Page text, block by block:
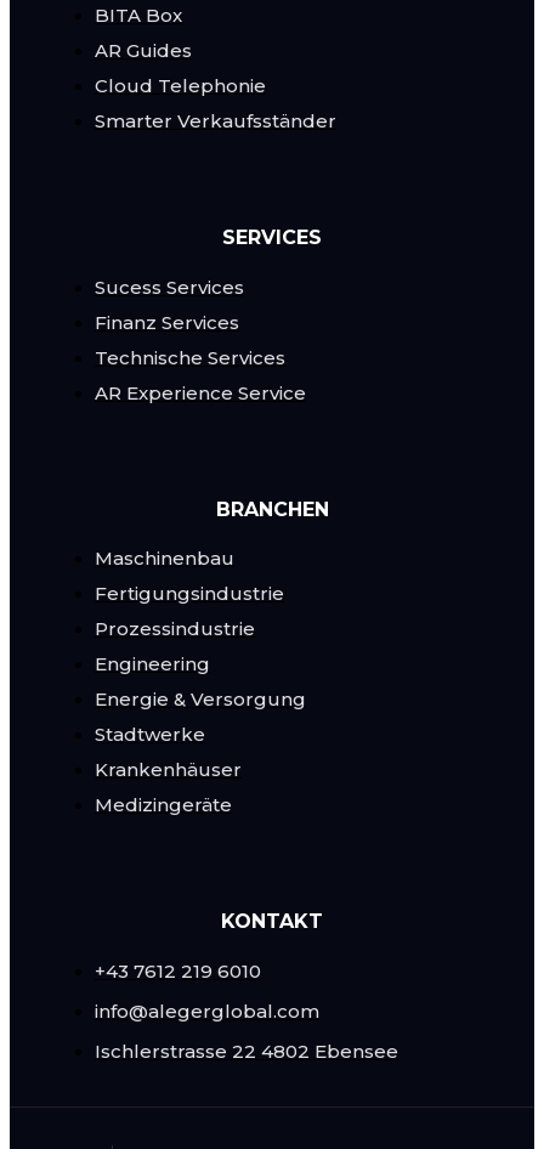
BITA Box
AR Guides
Cloud Telephonie
Smarter Verkaufsständer
SERVICES
Sucess Services
Finanz Services
Technische Services
AR Experience Service
BRANCHEN
Maschinenbau
Fertigungsindustrie
Prozessindustrie
Engineering
Energie & Versorgung
Stadtwerke
Krankenhäuser
Medizingeräte
KONTAKT
+43 7612 219 6010
info@alegerglobal.com
Ischlerstrasse 22 4802 Ebensee